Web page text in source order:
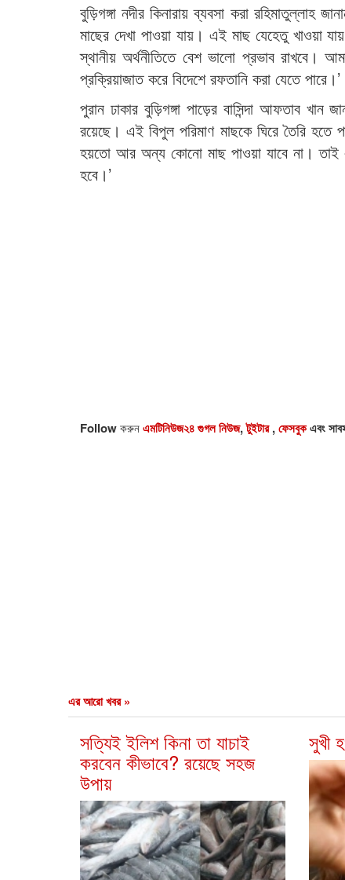
বুড়িগঙ্গা নদীর কিনারায় ব্যবসা করা রহিমাতুল্লাহ
মাছের দেখা পাওয়া যায়। এই মাছ যেহেতু খাওয়া
স্থানীয় অর্থনীতিতে বেশ ভালো প্রভাব রাখবে।
প্রক্রিয়াজাত করে বিদেশে রফতানি করা যেতে পারে।’
পুরান ঢাকার বুড়িগঙ্গা পাড়ের বাসিন্দা আফতাব
রয়েছে। এই বিপুল পরিমাণ মাছকে ঘিরে তৈরি
হয়তো আর অন্য কোনো মাছ পাওয়া যাবে না। তাই
হবে।’
Followকরুনএমটিনিউজ২৪ গুগল নিউজ,টুইটার,ফেসবুকএবং
এর আরো খবর »
সত্যিই ইলিশ কিনা তা যাচাই
করবেন কীভাবে? রয়েছে সহজ
উপায়
সুখী